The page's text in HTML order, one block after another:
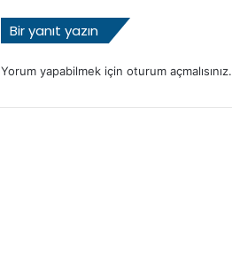
Bir yanıt yazın
Yorum yapabilmek içinoturum açmalısınız.